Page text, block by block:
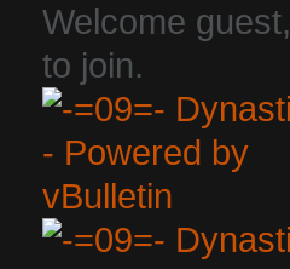
Welcome guest,
to join.